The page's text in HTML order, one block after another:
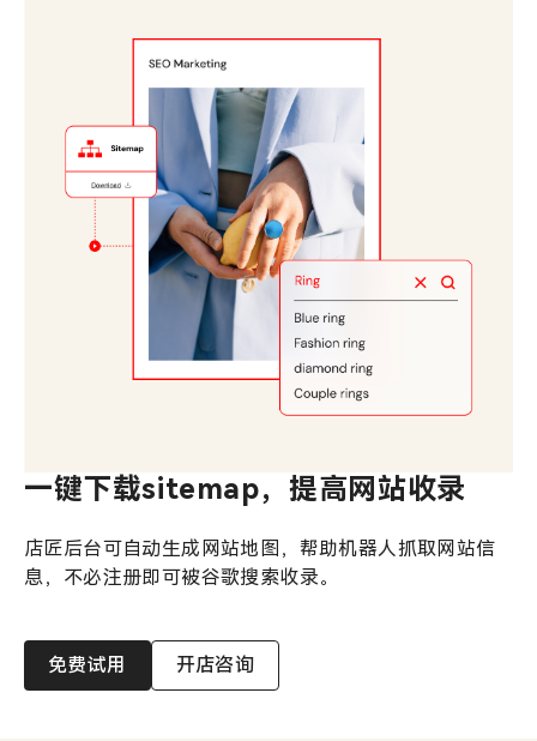
一键下载sitemap，提高网站收录
店匠后台可自动生成网站地图，帮助机器人抓取网站信
息，不必注册即可被谷歌搜索收录。
免费试用 开店咨询